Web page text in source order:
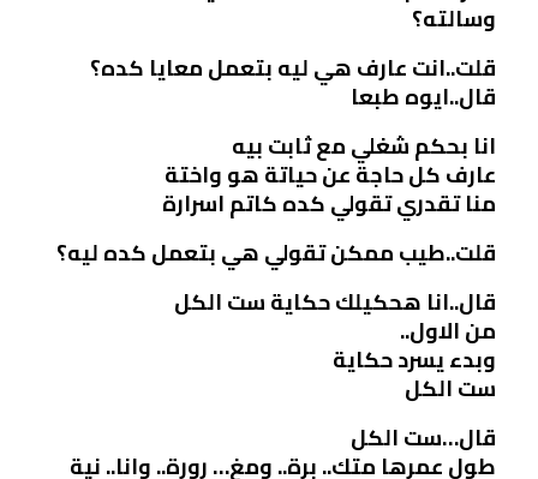
وسالته؟
قلت..انت عارف هي ليه بتعمل معايا كده؟
قال..ايوه طبعا
انا بحكم شغلي مع ثابت بيه
عارف كل حاجة عن حياتة هو واختة
منا تقدري تقولي كده كاتم اسرارة
قلت..طيب ممكن تقولي هي بتعمل كده ليه؟
قال..انا هحكيلك حكاية ست الكل
من الاول..
وبدء يسرد حكاية
ست الكل
قال…ست الكل
طول عمرها متك.. برة.. ومغ… رورة.. وانا.. نية